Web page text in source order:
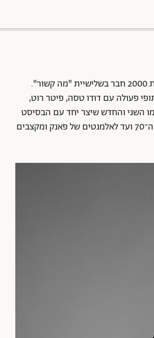
שחקן, בדרן ומוזיקאי, נולד וגדל ברמלה, בן 35, נשוי ואב לשניים. מאז שנת 2000 חבר בשלישיית "מה קשור".
פעולה עם דודו טסה, פיטר רוט,
השני והחדש שיצר יחד עם הבסיסט
והמפיק המוזיקלי דני שניידרמן. האלבום מלא בהשפעות שנעות משנות ה־70 ועד לאלמנטים של פּאנק ומקצבים